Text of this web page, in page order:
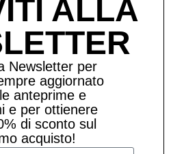
USB type C
1200mAh
3 allarmi ad orari diversi
tra 5 toni rilassanti
pulsanti per accendere,
e sveglia e la porta di
ALLA
Newsletter per
aggiornato
anteprime e
e per ottienere
di sconto sul
acquisto!